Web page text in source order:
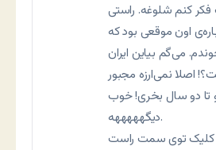
کنم شلوغه. راستی
اون موقعی بود که
می‌گم بیاین ایران
اصلا نمی‌ارزه مجبور
تا دو سال بخری! خوب
دیگهههههه.
کلیک توی سمت راست